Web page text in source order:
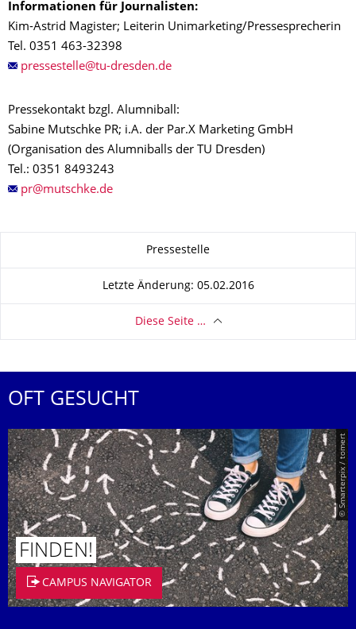
Informationen für Journalisten:
Kim-Astrid Magister; Leiterin Unimarketing/Pressesprecherin
Tel. 0351 463-32398
Pressekontakt bzgl. Alumniball:
Sabine Mutschke PR; i.A. der Par.X Marketing GmbH
(Organisation des Alumniballs der TU Dresden)
Tel.: 0351 8493243
Pressestelle
Letzte Änderung: 05.02.2016
Diese Seite …
OFT GESUCHT
© Smarterpix / tomert
FINDEN!
CAMPUS NAVIGATOR